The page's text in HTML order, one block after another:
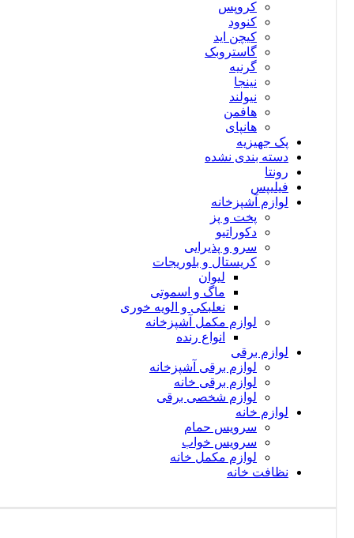
کروپس
کنوود
کیچن اید
گاستروبک
گرنیه
نینجا
نیولند
هافمن
هانپای
پک جهیزیه
دسته بندی نشده
رونتا
فیلیپس
لوازم آشپزخانه
پخت و پز
دکوراتیو
سرو و پذیرایی
کریستال و بلوریجات
لیوان
ماگ و اسموتی
نعلبکی و الویه خوری
لوازم مکمل آشپزخانه
انواع رنده
لوازم برقی
لوازم برقی آشپزخانه
لوازم برقی خانه
لوازم شخصی برقی
لوازم خانه
سرویس حمام
سرویس خواب
لوازم مکمل خانه
نظافت خانه